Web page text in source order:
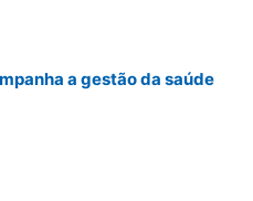
a gestão da saúde